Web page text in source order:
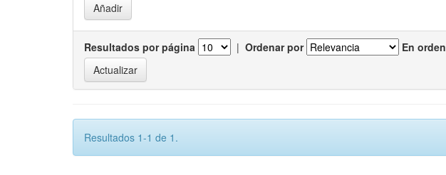
Resultados por página | Ordenar por En orden
Resultados 1-1 de 1.